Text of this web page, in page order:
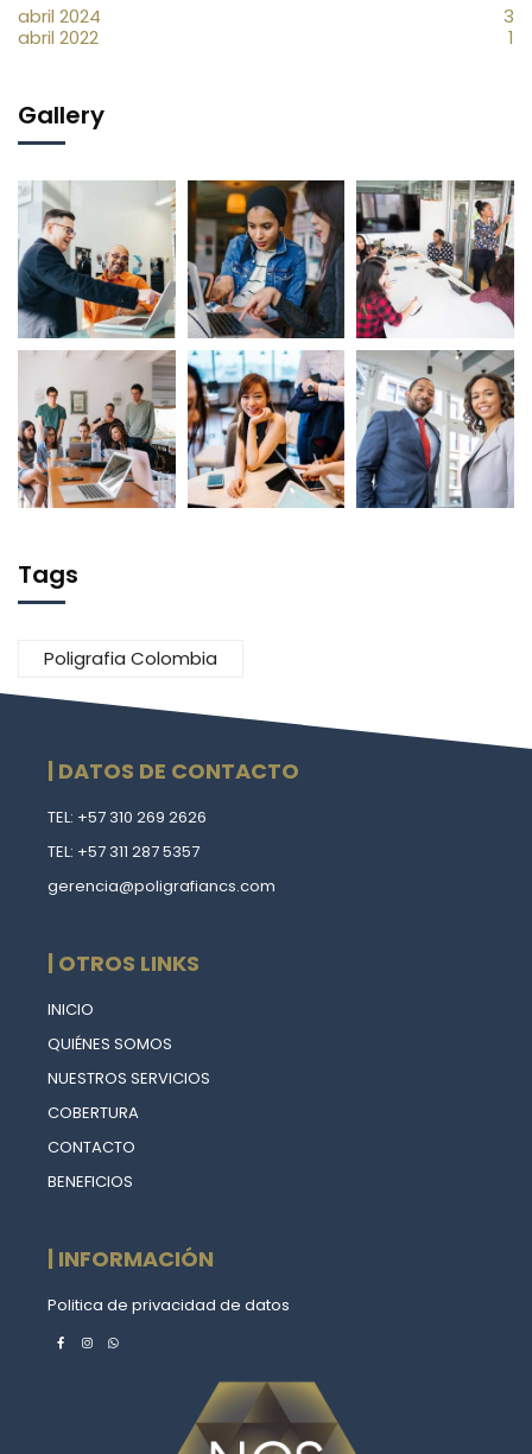
abril 2024
3
abril 2022
1
Gallery
Tags
Poligrafia Colombia
| DATOS DE CONTACTO
TEL: +57 310 269 2626
TEL: +57 311 287 5357
gerencia@poligrafiancs.com
| OTROS LINKS
INICIO
QUIÉNES SOMOS
NUESTROS SERVICIOS
COBERTURA
CONTACTO
BENEFICIOS
| INFORMACIÓN
Politica de privacidad de datos